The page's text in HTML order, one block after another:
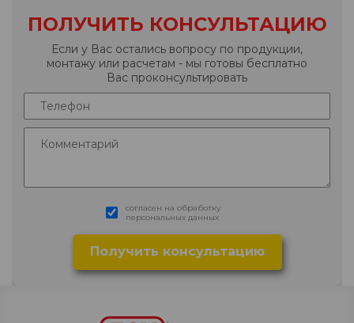
ПОЛУЧИТЬ КОНСУЛЬТАЦИЮ
Если у Вас остались вопросу по продукции,
монтажу или расчетам - мы готовы бесплатно
Вас проконсультировать
согласен на обработку
персональных данных